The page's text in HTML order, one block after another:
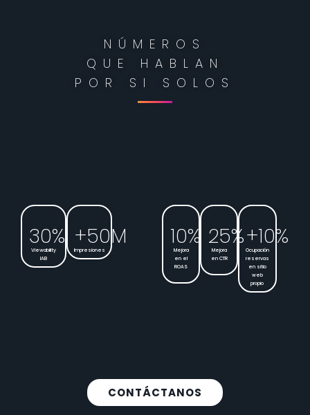
NÚMEROS
QUE HABLAN
POR SI SOLOS
Viewability
IAB
30%
Impresiones
+50M
Mejora
en el
ROAS
10%
Mejora
en CTR
25%
Ocupación
reservas
en sitio
web
propio
+10%
CONTÁCTANOS